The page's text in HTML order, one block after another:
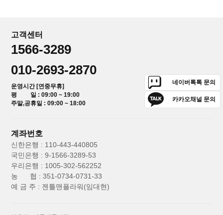
고객센터
1566-3289
010-2693-2870
운영시간 [연중무휴]
평 일 : 09:00 ~ 19:00
주말,공휴일 : 09:00 ~ 18:00
네이버톡톡 문의
카카오채널 문의
계좌번호
신한은행 : 110-443-440805
국민은행 : 9-1566-3289-53
우리은행 : 1005-302-562252
농 협 : 351-0734-0731-33
예 금 주 : 젠틀맨플라워(임대현)